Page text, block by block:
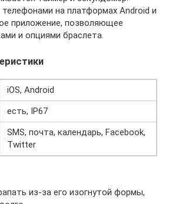
телефонами на платформах Android и
приложение, позволяющее
и опциями браслета.
iOS, Android
есть, IP67
SMS, почта, календарь, Facebook,
Twitter
из-за его изогнутой формы,